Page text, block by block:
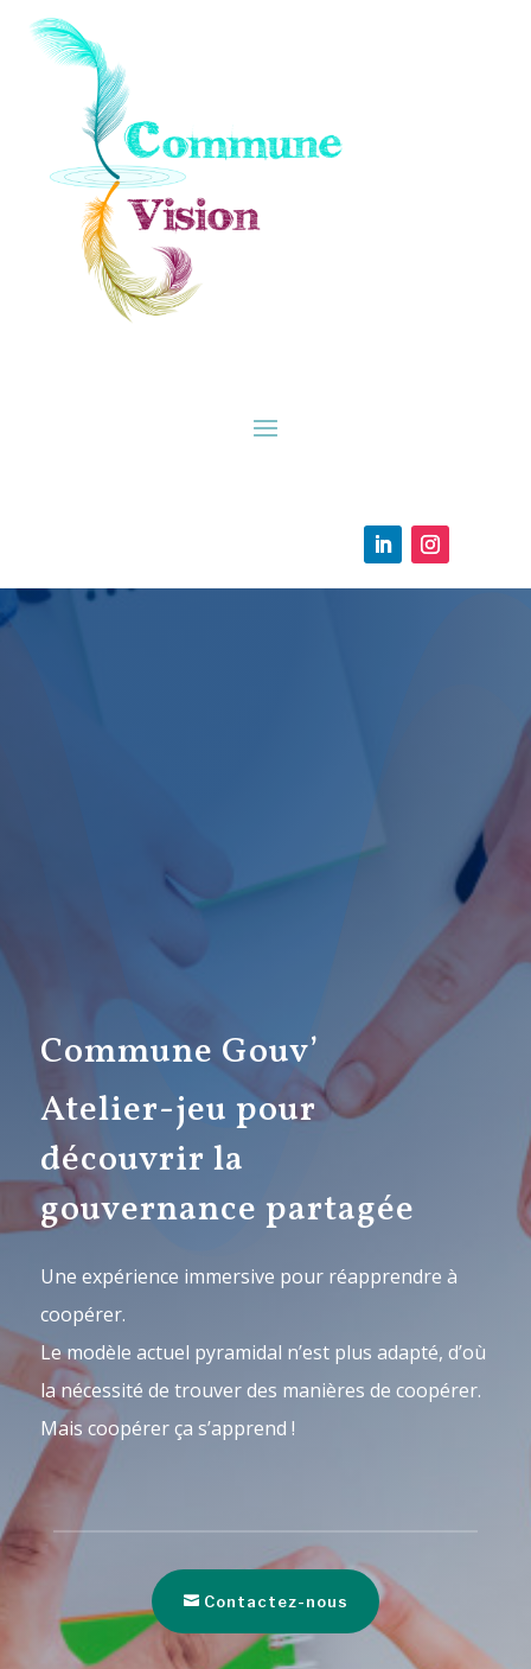
Commune Gouv’
Atelier-jeu pour
découvrir la
gouvernance partagée
Une expérience immersive pour réapprendre à
coopérer.
Le modèle actuel pyramidal n’est plus adapté, d’où
la nécessité de trouver des manières de coopérer.
Mais coopérer ça s’apprend !
Contactez-nous